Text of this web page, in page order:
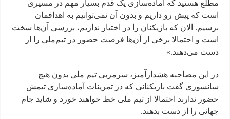
مطلع هستید که آماده‌سازی یک قدم بسیار مهم در مسیری
است که پیش رو داریم و بدون آن نمی‌توانیم به اهدافمان
برسیم. الان که بازیکنان را در اختیار نداریم، بررسی آن‌ها سخت
است و احتمالا برخی از آن‌ها فرصت حضور در تیم‌ملی را از
دست می‌دهند.»
در این مصاحبه هشدارآمیز، سرمربی تیم ملی بدون هیچ
سانسوری گفت بازیکنانی که در تمرینات آماده‌سازی تیمش
حضور ندارند احتمالا از تیم ملی خط خواهند خورد و شاید جام
جهانی را از دست بدهند.